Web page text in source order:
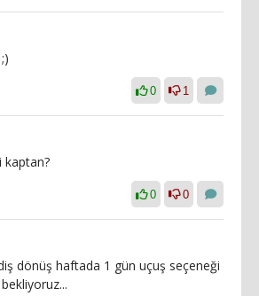
0 1
kaptan?
0 0
dönüş haftada 1 gün uçuş seçeneği